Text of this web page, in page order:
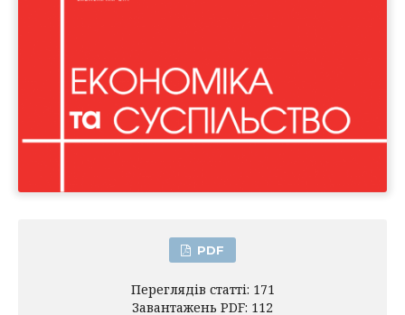
PDF
Переглядів статті: 171
Завантажень PDF: 112